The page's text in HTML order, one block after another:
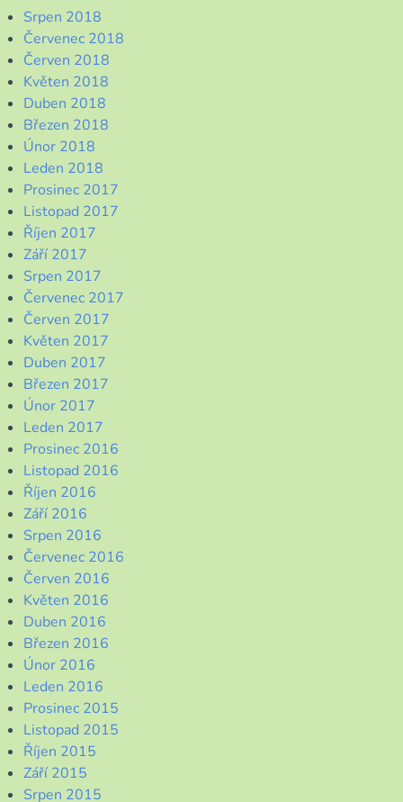
Srpen 2018
Červenec 2018
Červen 2018
Květen 2018
Duben 2018
Březen 2018
Únor 2018
Leden 2018
Prosinec 2017
Listopad 2017
Říjen 2017
Září 2017
Srpen 2017
Červenec 2017
Červen 2017
Květen 2017
Duben 2017
Březen 2017
Únor 2017
Leden 2017
Prosinec 2016
Listopad 2016
Říjen 2016
Září 2016
Srpen 2016
Červenec 2016
Červen 2016
Květen 2016
Duben 2016
Březen 2016
Únor 2016
Leden 2016
Prosinec 2015
Listopad 2015
Říjen 2015
Září 2015
Srpen 2015